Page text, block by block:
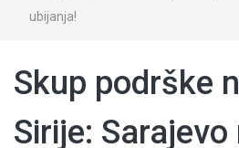
ubijanja!
Skup podrške
Sirije: